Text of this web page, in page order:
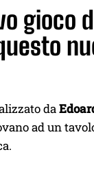
gioco
da
ad un